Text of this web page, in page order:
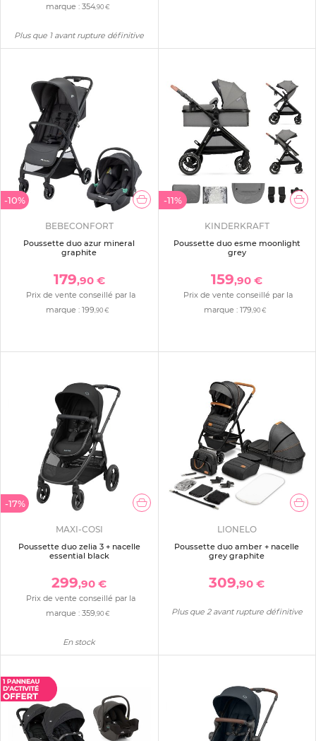
marque : 354,90 €
Plus que 1 avant rupture définitive
-10%
BEBECONFORT
Poussette duo azur mineral
graphite
179,90 €
Prix de vente conseillé par la
marque :199 ,90 €
-11%
KINDERKRAFT
Poussette duo esme moonlight
grey
159,90 €
Prix de vente conseillé par la
marque :179 ,90 €
-17%
MAXI-COSI
Poussette duo zelia 3 + nacelle
essential black
299,90 €
Prix de vente conseillé par la
marque : 359 ,90 €
En stock
LIONELO
Poussette duo amber + nacelle
grey graphite
309,90 €
Plus que 2 avant rupture définitive